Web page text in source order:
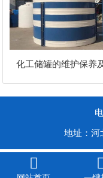
化工储罐的维护保养
地址：河
 